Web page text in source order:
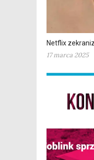
Netflix
17 marca 2025